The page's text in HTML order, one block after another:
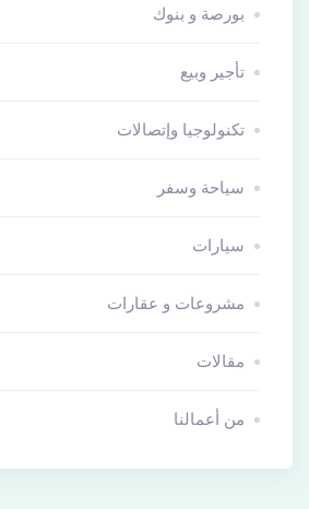
بورصة و بنوك
تأجير وبيع
تكنولوجيا وإتصالات
سياحة وسفر
سيارات
مشروعات و عقارات
مقالات
من أعمالنا